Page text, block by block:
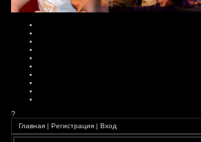
?
Главная | Регистрация | Вход